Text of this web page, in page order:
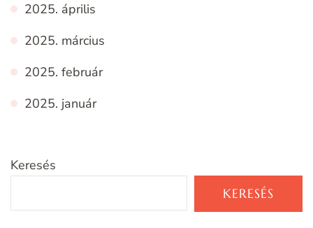
2025. április
2025. március
2025. február
2025. január
Keresés
KERESÉS